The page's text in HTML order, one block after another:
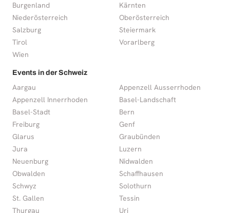
Burgenland
Kärnten
Niederösterreich
Oberösterreich
Salzburg
Steiermark
Tirol
Vorarlberg
Wien
Events in der Schweiz
Aargau
Appenzell Ausserrhoden
Appenzell Innerrhoden
Basel-Landschaft
Basel-Stadt
Bern
Freiburg
Genf
Glarus
Graubünden
Jura
Luzern
Neuenburg
Nidwalden
Obwalden
Schaffhausen
Schwyz
Solothurn
St. Gallen
Tessin
Thurgau
Uri